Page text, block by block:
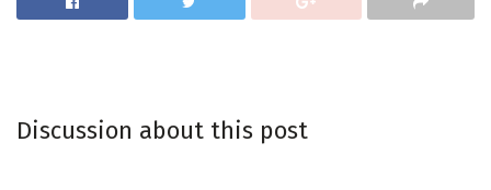
Discussion about this post